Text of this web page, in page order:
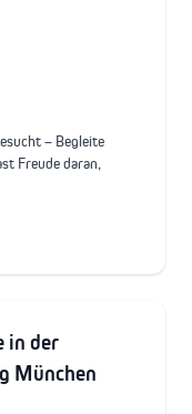
– Begleite
Freude daran,
in der
München